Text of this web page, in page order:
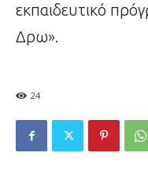
εκπαιδευτικό
Δρω».
24